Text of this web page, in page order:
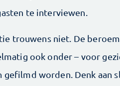
te interviewen.
trouwens niet. De
ook onder – voor
worden. Denk aan